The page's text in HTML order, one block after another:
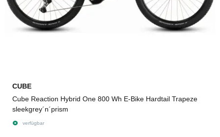
CUBE
Cube Reaction Hybrid One 800 Wh E-Bike Hardtail Trapeze
sleekgrey´n´prism
verfügbar